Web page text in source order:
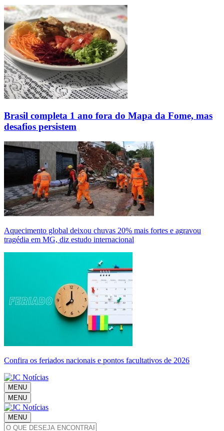
Brasil completa 1 ano fora do Mapa da Fome, mas
desafios persistem
Aquecimento global deixou chuvas 20% mais fortes e agravou
tragédia em MG, diz estudo internacional
Confira os feriados nacionais e pontos facultativos de 2026
MENU
MENU
MENU